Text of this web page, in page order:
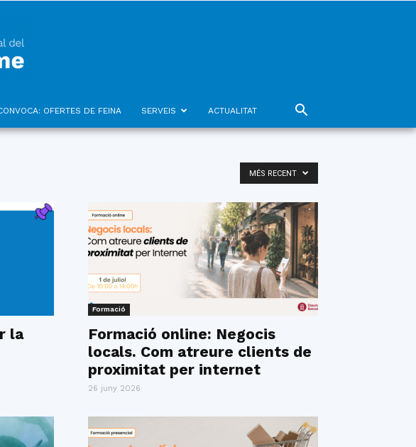
OFERTES DE FEINA SERVEIS ACTUALITAT
MÉS RECENT
la
Formació
Formació online: Negocis
locals. Com atreure clients de
proximitat per internet
26 juny 2026